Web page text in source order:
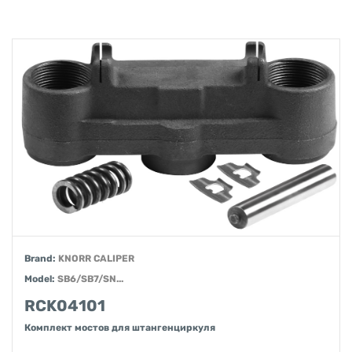
Brand: KNORR CALIPER
Model: SB6/SB7/SN...
RCK04101
Комплект мостов для штангенциркуля